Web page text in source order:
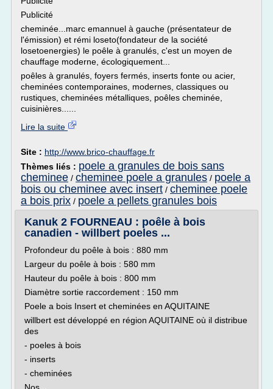
Publicité
cheminée...marc emannuel à gauche (présentateur de
l'émission) et rémi loseto(fondateur de la société
losetoenergies) le poêle à granulés, c'est un moyen de
chauffage moderne, écologiquement...
poêles à granulés, foyers fermés, inserts fonte ou acier,
cheminées contemporaines, modernes, classiques ou
rustiques, cheminées métalliques, poêles cheminée,
cuisinières......
Lire la suite
Site : http://www.brico-chauffage.fr
Thèmes liés : poele a granules de bois sans
cheminee / cheminee poele a granules / poele a
bois ou cheminee avec insert / cheminee poele
a bois prix / poele a pellets granules bois
Kanuk 2 FOURNEAU : poêle à bois
canadien - willbert poeles ...
Profondeur du poêle à bois : 880 mm
Largeur du poêle à bois : 580 mm
Hauteur du poêle à bois : 800 mm
Diamètre sortie raccordement : 150 mm
Poele a bois Insert et cheminées en AQUITAINE
willbert est développé en région AQUITAINE où il distribue
des
- poeles à bois
- inserts
- cheminées